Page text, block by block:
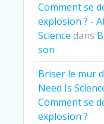
Comment se
explosion ? -
Science dans
son
Briser le mur
Need Is
Comment se
explosion ?